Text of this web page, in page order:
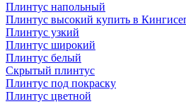
Плинтус напольный
Плинтус высокий купить в
Плинтус узкий
Плинтус широкий
Плинтус белый
Скрытый плинтус
Плинтус под покраску
Плинтус цветной